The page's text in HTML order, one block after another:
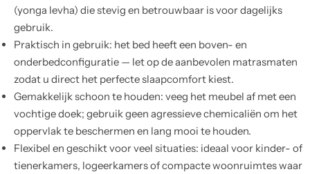
(yonga levha) die stevig en betrouwbaar is voor dagelijks
gebruik.
Praktisch in gebruik: het bed heeft een boven- en
onderbedconfiguratie — let op de aanbevolen matrasmaten
zodat u direct het perfecte slaapcomfort kiest.
Gemakkelijk schoon te houden: veeg het meubel af met een
vochtige doek; gebruik geen agressieve chemicaliën om het
oppervlak te beschermen en lang mooi te houden.
Flexibel en geschikt voor veel situaties: ideaal voor kinder- of
tienerkamers, logeerkamers of compacte woonruimtes waar